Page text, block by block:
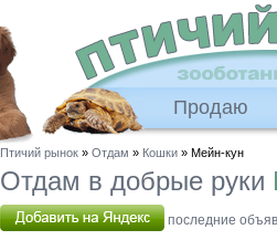
Продаю
Птичий рынок » Отдам » Кошки » Мейн-кун
Отдам в добрые руки
последние